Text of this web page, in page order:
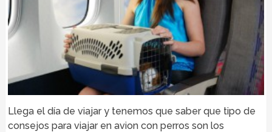
Llega el día de viajar y tenemos que saber que tipo de
consejos para viajar en avion con perros son los